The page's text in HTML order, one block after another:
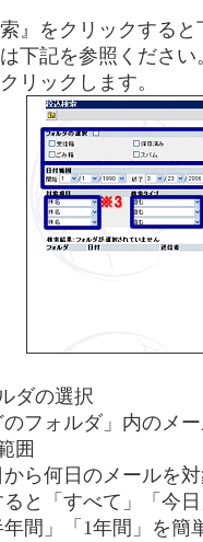
索』をクリックする
下記を参照くださ
リックします。
ダの選択
のフォルダ」内のメ
囲
から何日のメールを
ると「すべて」「今
年間」「1年間」を簡